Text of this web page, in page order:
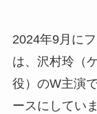
2024年9月に
は、沢村玲（
役）のW主演
ースにしてい